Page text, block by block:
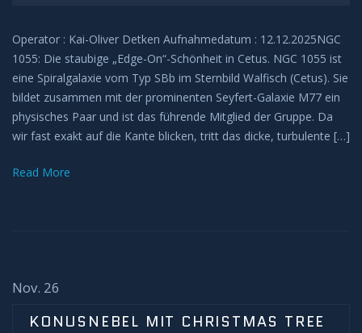
Operator : Kai-Oliver Detken Aufnahmedatum : 12.12.2025NGC
1055: Die staubige „Edge-On“-Schönheit in Cetus. NGC 1055 ist
eine Spiralgalaxie vom Typ SBb im Sternbild Walfisch (Cetus). Sie
bildet zusammen mit der prominenten Seyfert-Galaxie M77 ein
physisches Paar und ist das führende Mitglied der Gruppe. Da
wir fast exakt auf die Kante blicken, tritt das dicke, turbulente […]
Read More
Nov. 26
KONUSNEBEL MIT CHRISTMAS TREE